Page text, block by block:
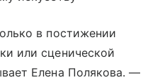
в постижении
или сценической
Елена Полякова. —